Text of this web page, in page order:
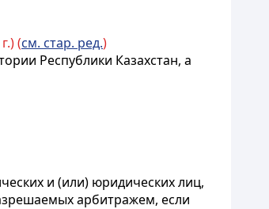
(см. стар. ред.)
Республики Казахстан, а
и (или) юридических лиц,
арбитражем, если